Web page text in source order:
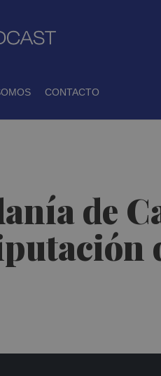
CONTACTO
de